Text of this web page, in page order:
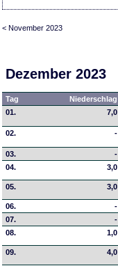
< November 2023
Dezember 2023
Tag Niederschlag
01.
7,0
02.
-
03. -
04.
3,0
05. 3,0
06. -
07.
-
08.
1,0
09. 4,0